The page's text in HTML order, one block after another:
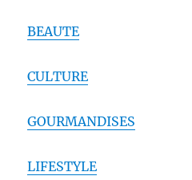
BEAUTE
CULTURE
GOURMANDISES
LIFESTYLE